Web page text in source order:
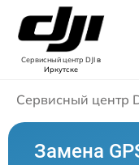
Сервисный центр DJIв
Иркутске
Сервисный центр
Замена